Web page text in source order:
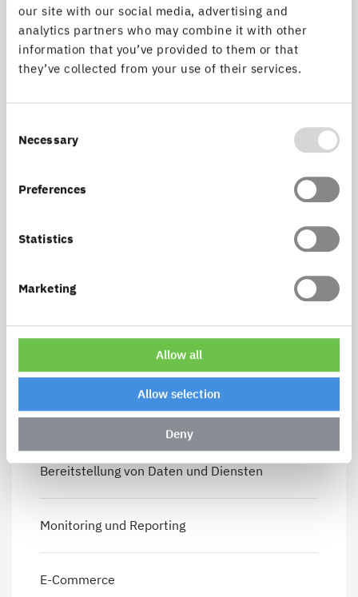
our site with our social media, advertising and
analytics partners who may combine it with other
information that you’ve provided to them or that
they’ve collected from your use of their services.
Selection
Necessary
Preferences
Statistics
Marketing
Allow all
Allow selection
Deny
Leistungsumfang
Datenmodelle
Services, Produkte und Lösungen für eine
INSPIRE-Gesamtlösung
Bereitstellung von Daten und Diensten
Monitoring und Reporting
E-Commerce